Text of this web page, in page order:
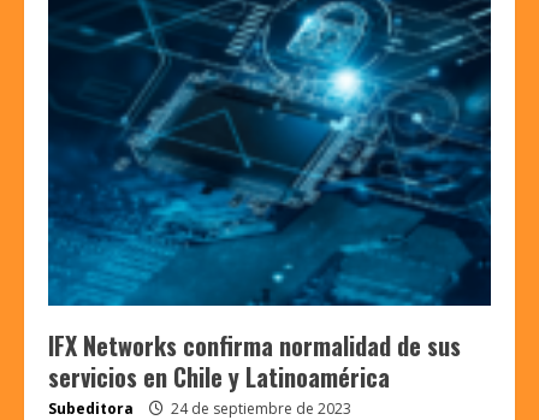
IFX Networks confirma normalidad de sus
servicios en Chile y Latinoamérica
Subeditora 24 de septiembre de 2023